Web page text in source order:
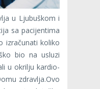
u Ljubuškom i
sa pacijentima
izračunati koliko
bio na usluzi
u okrilju kardio-
zdravlja.Ovo